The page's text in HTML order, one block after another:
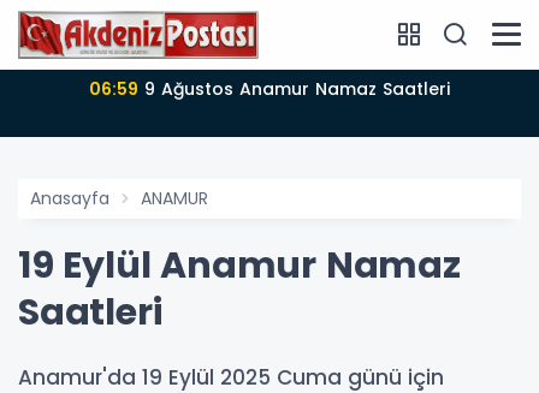
06:59 9 Ağustos Anamur Namaz Saatleri
Anasayfa ANAMUR
19 Eylül Anamur Namaz
Saatleri
Anamur'da 19 Eylül 2025 Cuma günü için